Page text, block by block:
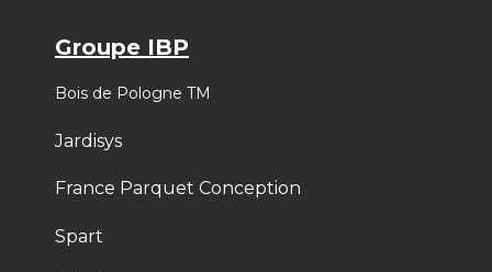
Groupe IBP
Bois de Pologne TM
Jardisys
France Parquet Conception
Spart